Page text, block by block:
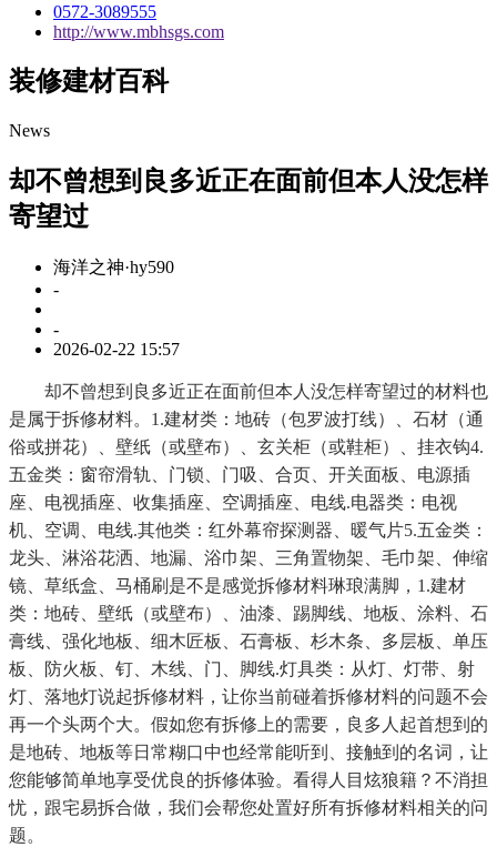
0572-3089555
http://www.mbhsgs.com
装修建材百科
News
却不曾想到良多近正在面前但本人没怎样
寄望过
海洋之神·hy590
-
-
2026-02-22 15:57
却不曾想到良多近正在面前但本人没怎样寄望过的材料也
是属于拆修材料。1.建材类：地砖（包罗波打线）、石材（通
俗或拼花）、壁纸（或壁布）、玄关柜（或鞋柜）、挂衣钩4.
五金类：窗帘滑轨、门锁、门吸、合页、开关面板、电源插
座、电视插座、收集插座、空调插座、电线.电器类：电视
机、空调、电线.其他类：红外幕帘探测器、暖气片5.五金类：
龙头、淋浴花洒、地漏、浴巾架、三角置物架、毛巾架、伸缩
镜、草纸盒、马桶刷是不是感觉拆修材料琳琅满脚，1.建材
类：地砖、壁纸（或壁布）、油漆、踢脚线、地板、涂料、石
膏线、强化地板、细木匠板、石膏板、杉木条、多层板、单压
板、防火板、钉、木线、门、脚线.灯具类：从灯、灯带、射
灯、落地灯说起拆修材料，让你当前碰着拆修材料的问题不会
再一个头两个大。假如您有拆修上的需要，良多人起首想到的
是地砖、地板等日常糊口中也经常能听到、接触到的名词，让
您能够简单地享受优良的拆修体验。看得人目炫狼籍？不消担
忧，跟宅易拆合做，我们会帮您处置好所有拆修材料相关的问
题。